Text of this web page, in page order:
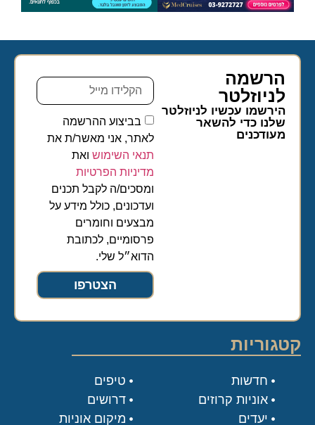
הרשמה
לניוזלטר​
הירשמו עכשיו לניוזלטר
שלנו כדי להשאר
מעודכנים
בביצוע ההרשמה
לאתר, אני מאשר/ת את
תנאי השימושואת
מדיניות הפרטיות
ומסכים/ה לקבל תכנים
ועדכונים, כולל מידע על
מבצעים וחומרים
פרסומיים, לכתובת
הדוא״ל שלי.
הצטרפו
קטגוריות
טיפים
דרושים
מיקום אוניות
חדשות
אוניות קרוזים
יעדים